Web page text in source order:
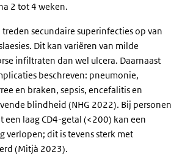
2 tot 4 weken.
secundaire superinfecties op van
Dit kan variëren van milde
infiltraten dan wel ulcera. Daarnaast
beschreven: pneumonie,
en braken, sepsis, encefalitis en
blindheid (NHG 2022). Bij personen
een laag CD4-getal (<200) kan een
verlopen; dit is tevens sterk met
(Mitjà 2023).